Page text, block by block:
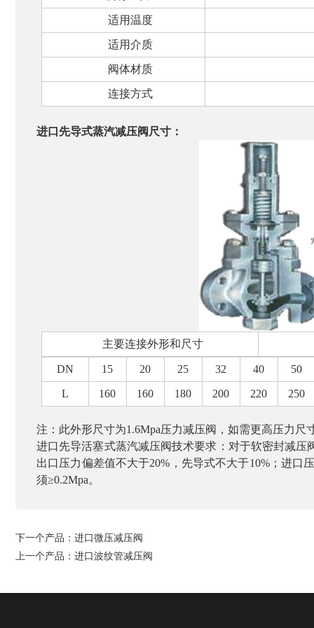
适用温度
适用介质
阀体材质
连接方式
进口先导式蒸汽减压阀尺寸：
主要连接外形和尺寸
DN 15 20 25 32 40 50
L 160 160 180 200 220 250
注：此外形尺寸为1.6Mpa压力减压阀，如需更高压力尺
进口先导活塞式蒸汽减压阀技术要求：对于软密封减
出口压力偏差值不大于20% ，先导式不大于10%；进口
须≥0.2Mpa。
下一个产品： 进口微压减压阀
上一个产品： 进口波纹管减压阀